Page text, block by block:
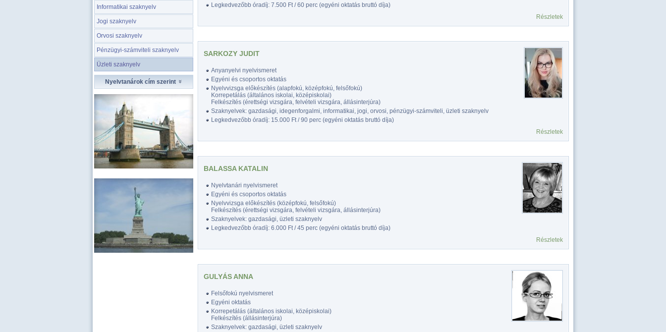
Informatikai szaknyelv
Jogi szaknyelv
Orvosi szaknyelv
Pénzügyi-számviteli szaknyelv
Üzleti szaknyelv
Nyelvtanárok cím szerint
Legkedvezőbb óradíj: 7.500 Ft / 60 perc (egyéni oktatás bruttó díja)
Részletek
SARKOZY JUDIT
Anyanyelvi nyelvismeret
Egyéni és csoportos oktatás
Nyelvvizsga előkészítés (alapfokú, középfokú, felsőfokú)
Korrepetálás (általános iskolai, középiskolai)
Felkészítés (érettségi vizsgára, felvételi vizsgára, állásinterjúra)
Szaknyelvek: gazdasági, idegenforgalmi, informatikai, jogi, orvosi, pénzügyi-számviteli, üzleti szaknyelv
Legkedvezőbb óradíj: 15.000 Ft / 90 perc (egyéni oktatás bruttó díja)
Részletek
BALASSA KATALIN
Nyelvtanári nyelvismeret
Egyéni és csoportos oktatás
Nyelvvizsga előkészítés (középfokú, felsőfokú)
Felkészítés (érettségi vizsgára, felvételi vizsgára, állásinterjúra)
Szaknyelvek: gazdasági, üzleti szaknyelv
Legkedvezőbb óradíj: 6.000 Ft / 45 perc (egyéni oktatás bruttó díja)
Részletek
GULYÁS ANNA
Felsőfokú nyelvismeret
Egyéni oktatás
Korrepetálás (általános iskolai, középiskolai)
Felkészítés (állásinterjúra)
Szaknyelvek: gazdasági, üzleti szaknyelv